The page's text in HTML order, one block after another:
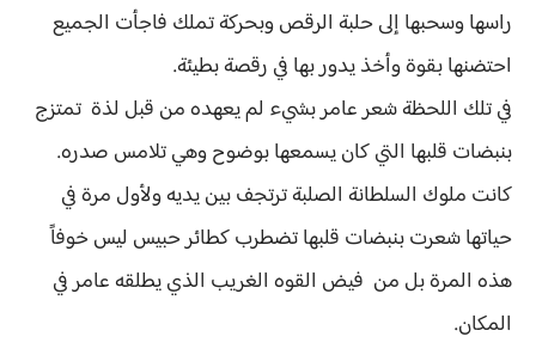
راسها وسحبها إلى حلبة الرقص وبحركة تملك فاجأت الجميع
احتضنها بقوة وأخذ يدور بها في رقصة بطيئة.
في تلك اللحظة شعر عامر بشيء لم يعهده من قبل لذة تمتزج
بنبضات قلبها التي كان يسمعها بوضوح وهي تلامس صدره.
كانت ملوك السلطانة الصلبة ترتجف بين يديه ولأول مرة في
حياتها شعرت بنبضات قلبها تضطرب كطائر حبيس ليس خوفاً
هذه المرة بل من فيض القوه الغريب الذي يطلقه عامر في
المكان.